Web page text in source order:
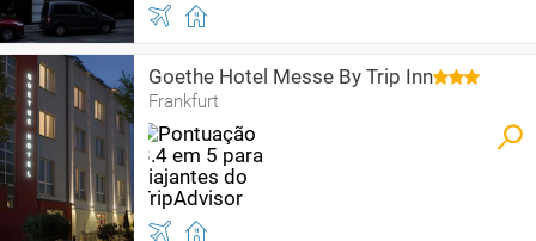
Goethe Hotel Messe By Trip Inn
Frankfurt